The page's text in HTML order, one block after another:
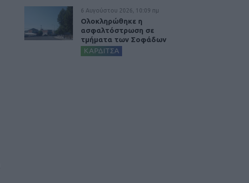
6 Αυγούστου 2026, 10:09 πμ
Ολοκληρώθηκε η
ασφαλτόστρωση σε
τμήματα των Σοφάδων
ΚΑΡΔΙΤΣΑ